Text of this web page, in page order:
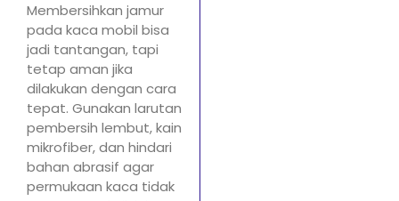
Membersihkan jamur
pada kaca mobil bisa
jadi tantangan, tapi
tetap aman jika
dilakukan dengan cara
tepat. Gunakan larutan
pembersih lembut, kain
mikrofiber, dan hindari
bahan abrasif agar
permukaan kaca tidak